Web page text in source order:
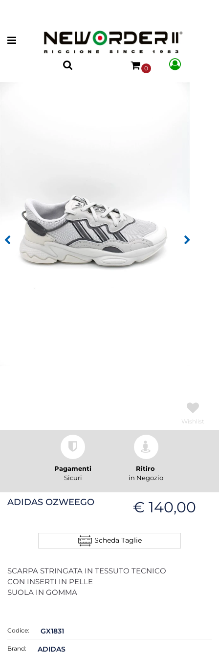
Open menu
0
Wishlist
Pagamenti
Sicuri
Ritiro
in Negozio
ADIDAS OZWEEGO € 140,00
Scheda Taglie
SCARPA STRINGATA IN TESSUTO TECNICO
CON INSERTI IN PELLE
SUOLA IN GOMMA
Codice: GX1831
Brand: ADIDAS